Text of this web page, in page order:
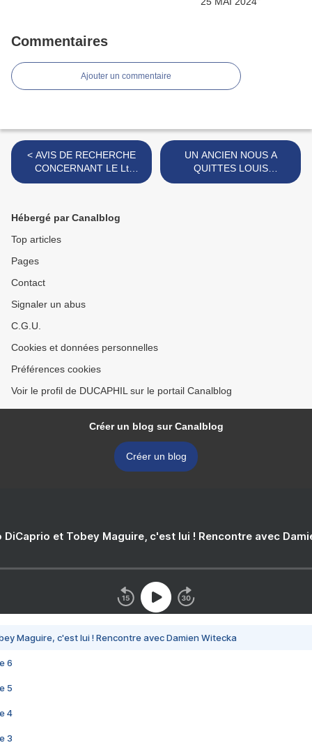
Commentaires
Ajouter un commentaire
< AVIS DE RECHERCHE
CONCERNANT LE Lt
Maurice CHORON
UN ANCIEN NOUS A
QUITTES LOUIS
HERVELIN >
Hébergé par Canalblog
Top articles
Pages
Contact
Signaler un abus
C.G.U.
Cookies et données personnelles
Préférences cookies
Voir le profil de DUCAPHIL sur le portail Canalblog
Créer un blog sur Canalblog
Créer un blog
DiCaprio et Tobey Maguire, c'est lui ! Rencontre avec
Maguire, c'est lui ! Rencontre avec Damien Witecka
6
5
4
3